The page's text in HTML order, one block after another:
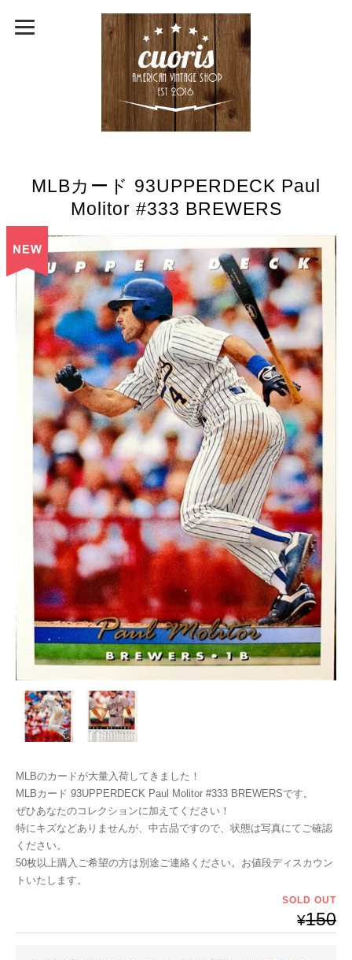
MLBカード 93UPPERDECK Paul
Molitor #333 BREWERS
MLBのカードが大量入荷してきました！
MLBカード 93UPPERDECK Paul Molitor #333 BREWERSです。
ぜひあなたのコレクションに加えてください！
特にキズなどありませんが、中古品ですので、状態は写真にてご確認
ください。
50枚以上購入ご希望の方は別途ご連絡ください。お値段ディスカウン
トいたします。
SOLD OUT
¥150